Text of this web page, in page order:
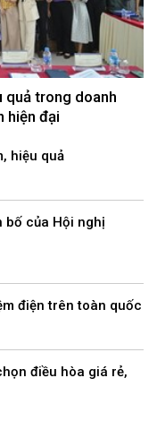
quả trong doanh
hiện đại
hiệu quả
bố của Hội nghị
điện trên toàn quốc
điều hòa giá rẻ,